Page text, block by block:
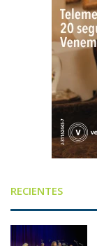
RECIENTES